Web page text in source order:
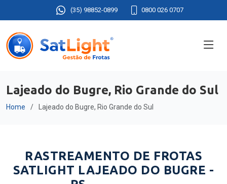
(35) 98852-0899 0800 026 0707
Lajeado do Bugre, Rio Grande do Sul
Home Lajeado do Bugre, Rio Grande do Sul
RASTREAMENTO DE FROTAS
SATLIGHT LAJEADO DO BUGRE -